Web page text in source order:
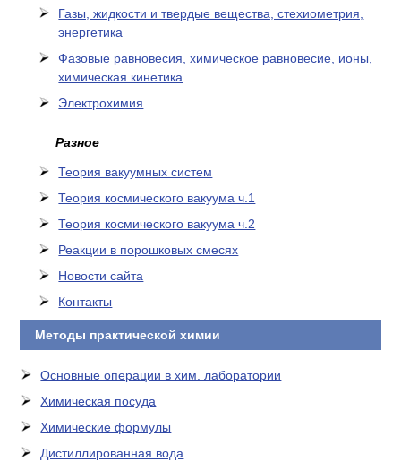
Газы, жидкости и твердые вещества, стехиометрия,
энергетика
Фазовые равновесия, химическое равновесие, ионы,
химическая кинетика
Электрохимия
Разное
Теория вакуумных систем
Теория космического вакуума ч.1
Теория космического вакуума ч.2
Реакции в порошковых смесях
Новости сайта
Контакты
Методы практической химии
Основные операции в хим. лаборатории
Химическая посуда
Химические формулы
Дистиллированная вода